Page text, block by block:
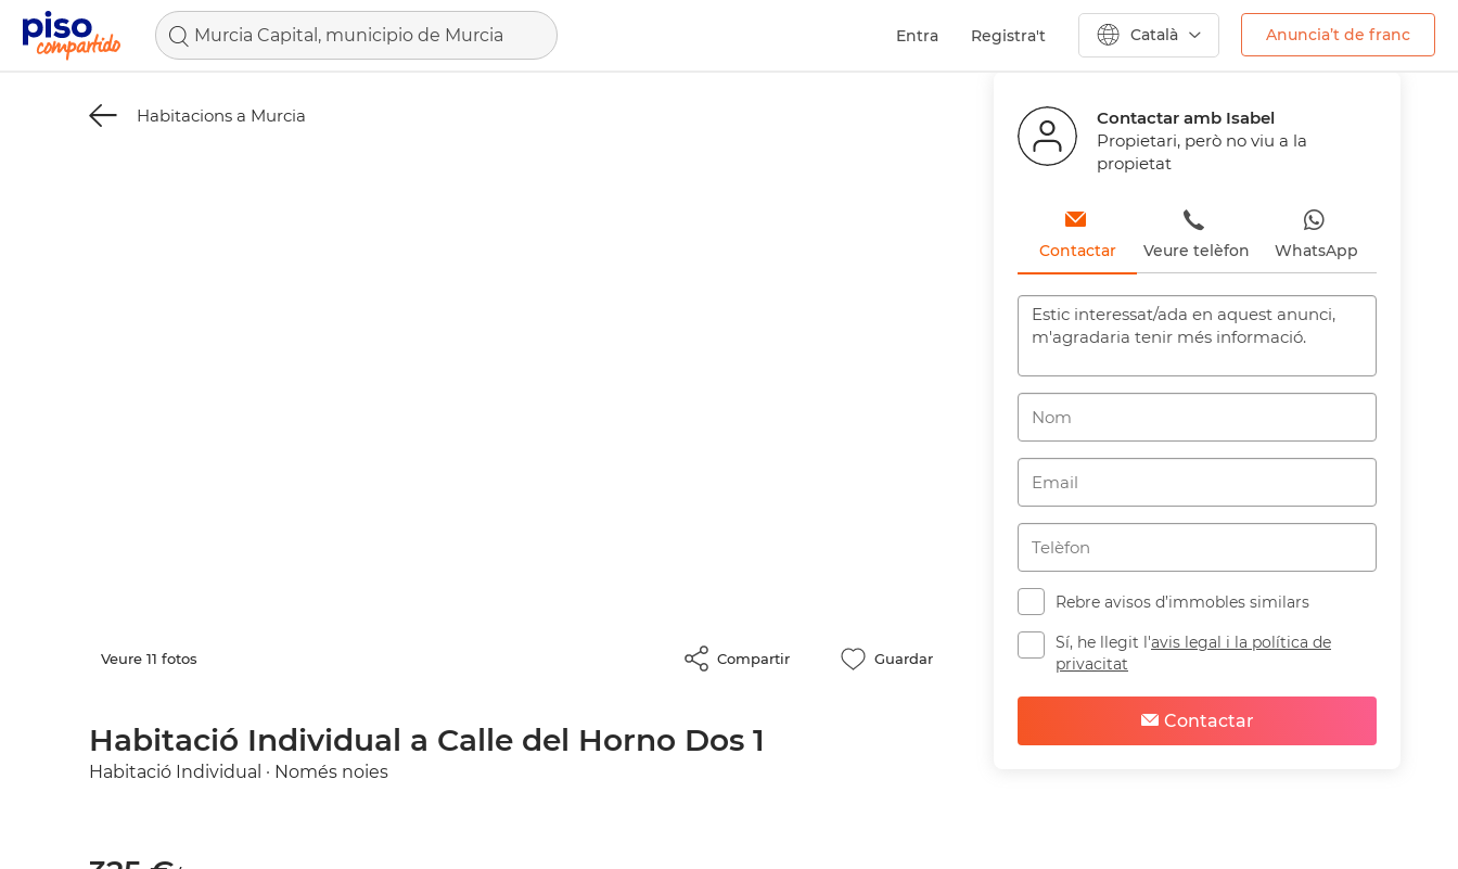
Murcia Capital, municipio de Murcia Entra Registra't Català Anuncia’t de franc
Habitacions a Murcia
Veure 11 fotos Compartir Guardar
Habitació Individual a Calle del Horno Dos 1
Habitació Individual · Només noies
Contactar amb Isabel
Propietari, però no viu a la
propietat
Contactar Veure telèfon WhatsApp
Rebre avisos d’immobles similars
Sí, he llegit l'avis legal i la política de
privacitat
Contactar